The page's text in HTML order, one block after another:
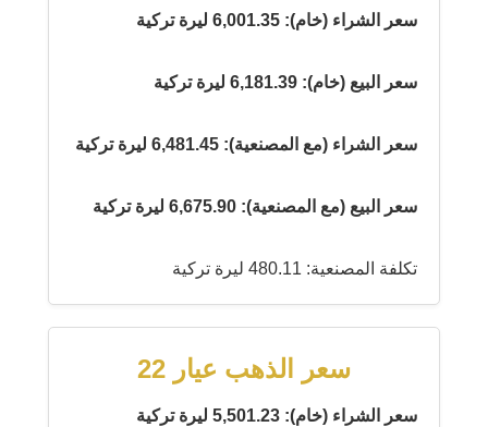
سعر الشراء (خام): 6,001.35 ليرة تركية
سعر البيع (خام): 6,181.39 ليرة تركية
سعر الشراء (مع المصنعية): 6,481.45 ليرة تركية
سعر البيع (مع المصنعية): 6,675.90 ليرة تركية
تكلفة المصنعية: 480.11 ليرة تركية
سعر الذهب عيار 22
سعر الشراء (خام): 5,501.23 ليرة تركية